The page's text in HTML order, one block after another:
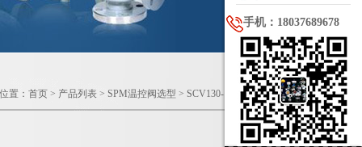
置： 首页 > 产品列表 > SPM温控阀选型 > SCV130-195-1/4机车阀
手机：18037689678